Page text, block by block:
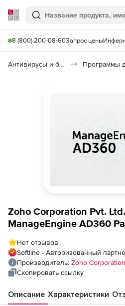
Softline
Поиск
8 (800) 200-08-60Запрос цены
Антивирусы и безопасность
Zoho Corporation Pvt.
ManageEngine AD360
Model Annual), fee for
Нет отзывов
Softline - Авторизованный
Производитель: Zoho
Скопировать ссылку
Описание Характеристики